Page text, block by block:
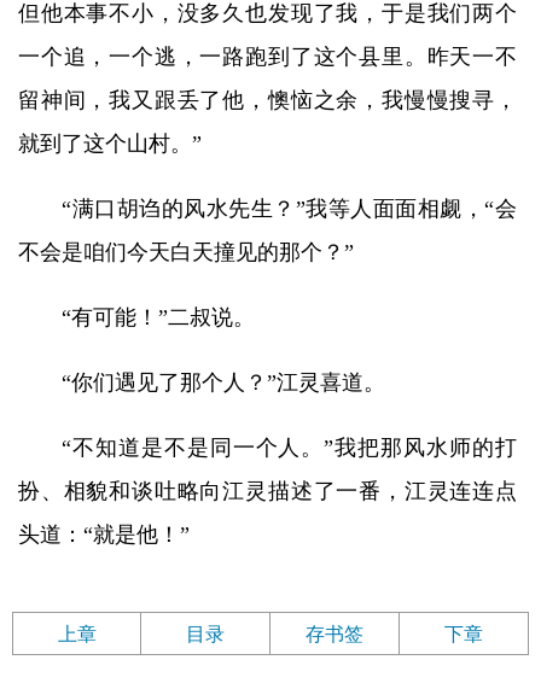
但他本事不小，没多久也发现了我，于是我们两个
一个追，一个逃，一路跑到了这个县里。昨天一不
留神间，我又跟丢了他，懊恼之余，我慢慢搜寻，
就到了这个山村。”
“满口胡诌的风水先生？”我等人面面相觑，“会
不会是咱们今天白天撞见的那个？”
“有可能！”二叔说。
“你们遇见了那个人？”江灵喜道。
“不知道是不是同一个人。”我把那风水师的打
扮、相貌和谈吐略向江灵描述了一番，江灵连连点
头道：“就是他！”
上章 目录 存书签 下章